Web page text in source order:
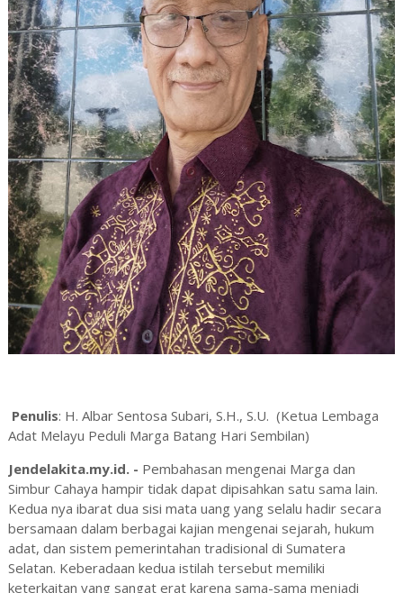
Penulis: H. Albar Sentosa Subari, S.H., S.U. (Ketua Lembaga
Adat Melayu Peduli Marga Batang Hari Sembilan)
Jendelakita.my.id. - Pembahasan mengenai Marga dan
Simbur Cahaya hampir tidak dapat dipisahkan satu sama lain.
Kedua nya ibarat dua sisi mata uang yang selalu hadir secara
bersamaan dalam berbagai kajian mengenai sejarah, hukum
adat, dan sistem pemerintahan tradisional di Sumatera
Selatan. Keberadaan kedua istilah tersebut memiliki
keterkaitan yang sangat erat karena sama-sama menjadi